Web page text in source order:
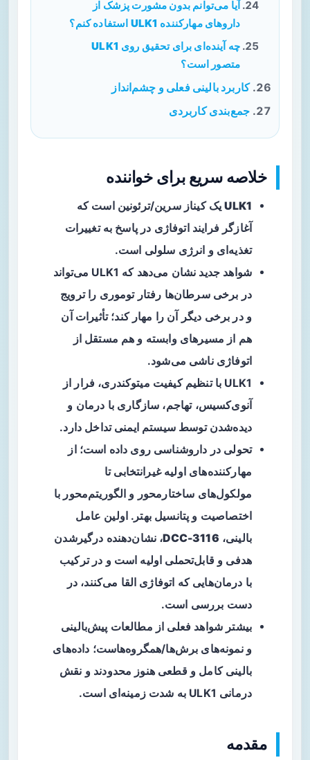
آیا می‌توانم بدون مشورت پزشک از
داروهای مهارکننده ULK1 استفاده کنم؟
چه آینده‌ای برای تحقیق روی ULK1
متصور است؟
کاربرد بالینی فعلی و چشم‌انداز
جمع‌بندی کاربردی
خلاصه سریع برای خواننده
ULK1یک کیناز سرین/ترئونین است که
آغازگر فراینداتوفاژی در پاسخ به تغییرات
تغذیه‌ای و انرژی سلولی است.
شواهد جدید نشان می‌دهد که ULK1 می‌تواند
در برخی سرطان‌ها رفتار توموری راترویج
و در برخی دیگر آن را مهار کند؛ تأثیرات آن
هم از مسیرهای وابسته و هم مستقل از
اتوفاژی ناشی می‌شود.
ULK1 با تنظیم کیفیت میتوکندری، فرار از
آنوی‌کسیس، تهاجم، سازگاری با درمان و
دیده‌شدن توسط سیستم ایمنی تداخل دارد.
تحولی در داروشناسی روی داده است؛ از
مهارکننده‌های اولیه غیرانتخابی تا
مولکول‌های ساختارمحور و الگوریتم‌محور با
اختصاصیت و پتانسیل بهتر. اولین عامل
بالینی، DCC-3116، نشان‌دهنده درگیرشدن
هدفی و قابل‌تحملی اولیه است و در ترکیب
با درمان‌هایی که اتوفاژی القا می‌کنند، در
دست بررسی است.
بیشتر شواهد فعلی از مطالعات پیش‌بالینی
و نمونه‌های برش‌ها/همگروه‌هاست؛ داده‌های
بالینی کامل و قطعی هنوز محدودند و نقش
درمانی ULK1 به شدت زمینه‌ای است.
مقدمه